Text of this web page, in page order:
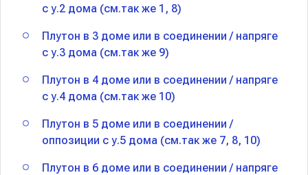
с у.2 дома (см.так же 1, 8)
Плутон в 3 доме или в соединении / напряге
с у.3 дома (см.так же 9)
Плутон в 4 доме или в соединении / напряге
с у.4 дома (см.так же 10)
Плутон в 5 доме или в соединении /
оппозиции с у.5 дома (см.так же 7, 8, 10)
Плутон в 6 доме или в соединении / напряге